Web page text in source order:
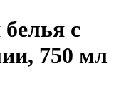
с
750 мл